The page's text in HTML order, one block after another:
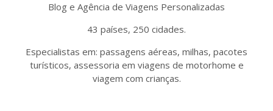
Blog e Agência de Viagens Personalizadas
43 países, 250 cidades.
Especialistas em: passagens aéreas, milhas, pacotes
turísticos, assessoria em viagens de motorhome e
viagem com crianças.